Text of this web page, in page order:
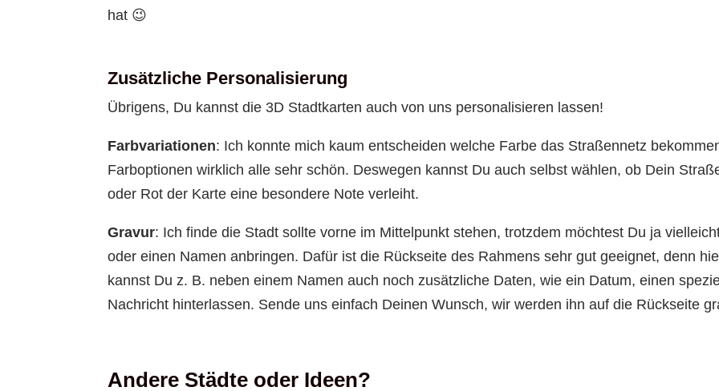
hat 😉
Zusätzliche Personalisierung
Übrigens, Du kannst die 3D Stadtkarten auch von uns personalisieren lassen!
Farbvariationen: Ich konnte mich kaum entscheiden welche Farbe das Straßennetz
Farboptionen wirklich alle sehr schön. Deswegen kannst Du auch selbst wählen, ob Dein
oder Rot der Karte eine besondere Note verleiht.
Gravur: Ich finde die Stadt sollte vorne im Mittelpunkt stehen, trotzdem möchtest Du ja
oder einen Namen anbringen. Dafür ist die Rückseite des Rahmens sehr gut geeignet, denn
kannst Du z. B. neben einem Namen auch noch zusätzliche Daten, wie ein Datum, einen
Nachricht hinterlassen. Sende uns einfach Deinen Wunsch, wir werden ihn auf die Rückseite
Andere Städte oder Ideen?